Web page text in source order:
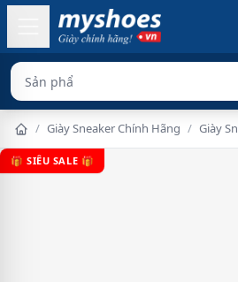
Sản phẩm chính hã
/ Giày Sneaker Chính Hãng / Giày
🎁 SIÊU SALE 🎁